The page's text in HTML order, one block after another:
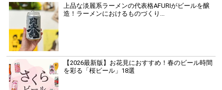
上品な淡麗系ラーメンの代表格AFURIがビールを醸
造！ラーメンにおけるものづくり...
【2026最新版】お花見におすすめ！春のビール時間
を彩る「桜ビール」18選